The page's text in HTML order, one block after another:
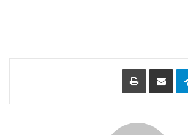
Telegramمشاركة عبر البريد طباعة